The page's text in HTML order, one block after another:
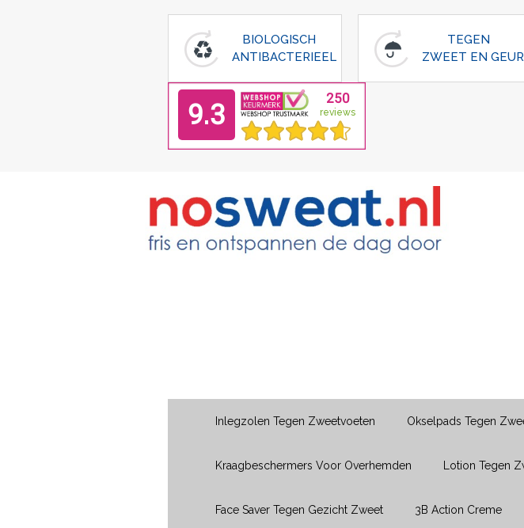
BIOLOGISCH
ANTIBACTERIEEL
TEGEN
ZWEET EN GEUR
Inlegzolen Tegen Zweetvoeten Okselpads Tegen
Kraagbeschermers Voor Overhemden Lotion Tegen
Face Saver Tegen Gezicht Zweet 3B Action Creme